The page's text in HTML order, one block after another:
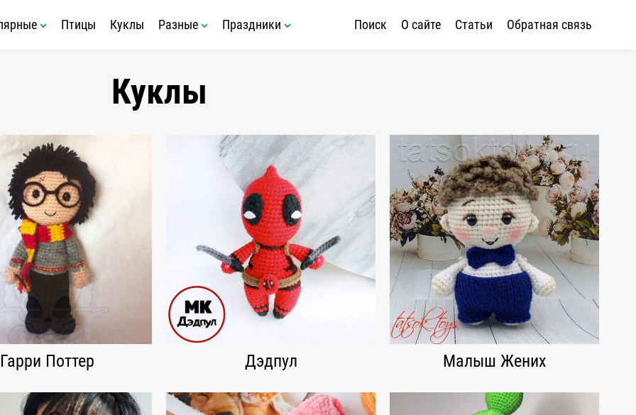
Птицы Куклы Разные Праздники Поиск О сайте Статьи Обратная связь
Куклы
Гарри Поттер Дэдпул Малыш Жених